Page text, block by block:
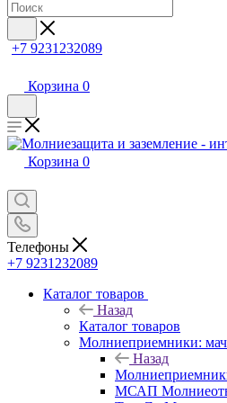
+7 9231232089
Корзина 0
Корзина 0
Телефоны
+7 9231232089
Каталог товаров
Назад
Каталог товаров
Молниеприемники:
Назад
МСАП